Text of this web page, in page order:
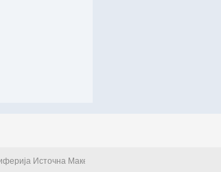
Источна Македонија и Тракија